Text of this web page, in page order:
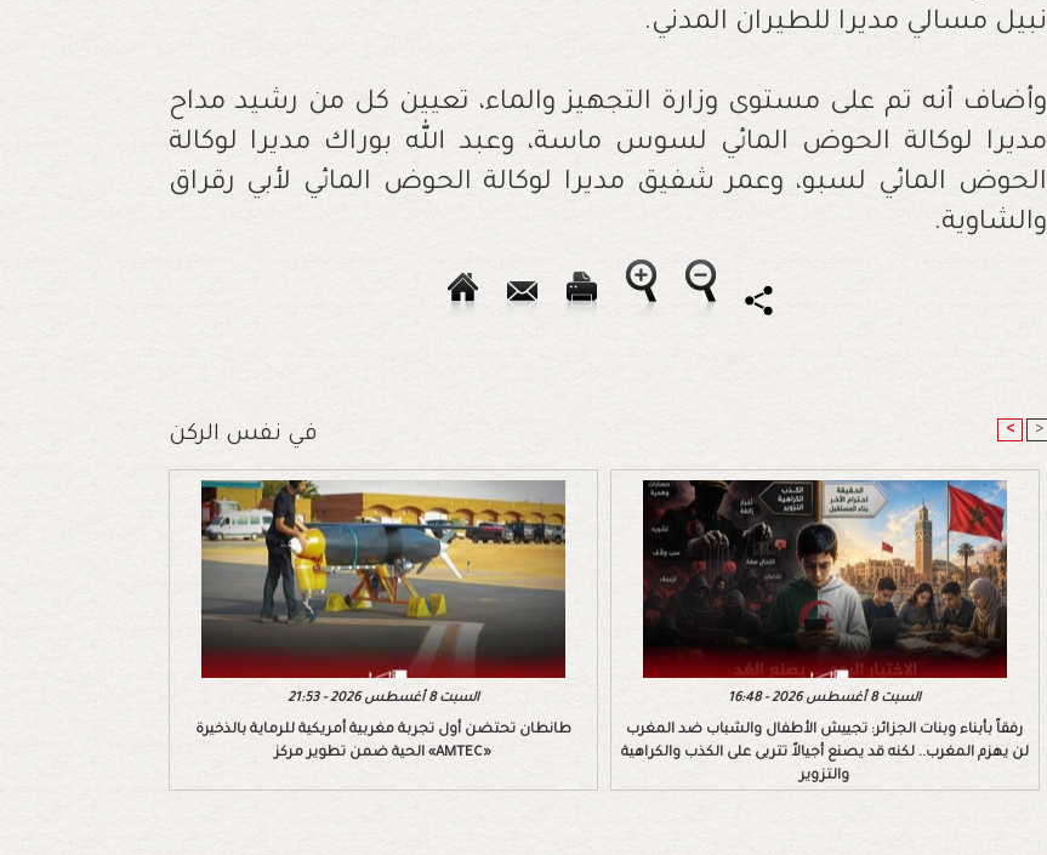
نبيل مسالي مديرا للطيران المدني.
وأضاف أنه تم على مستوى وزارة التجهيز والماء، تعيين كل من رشيد مداح
مديرا لوكالة الحوض المائي لسوس ماسة، وعبد الله بوراك مديرا لوكالة
الحوض المائي لسبو، وعمر شفيق مديرا لوكالة الحوض المائي لأبي رقراق
والشاوية.
في نفس الركن < >
السبت 8 أغسطس 2026 - 21:53
طانطان تحتضن أول تجربة مغربية أمريكية للرماية بالذخيرة
الحية ضمن تطوير مركز «AMTEC»
السبت 8 أغسطس 2026 - 16:48
رفقاً بأبناء وبنات الجزائر: تجييش الأطفال والشباب ضد المغرب
لن يهزم المغرب.. لكنه قد يصنع أجيالاً تتربى على الكذب والكراهية
والتزوير